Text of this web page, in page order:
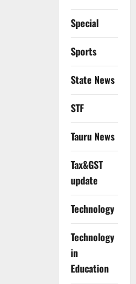
Special
Sports
State News
STF
Tauru News
Tax&GST
update
Technology
Technology
in
Education